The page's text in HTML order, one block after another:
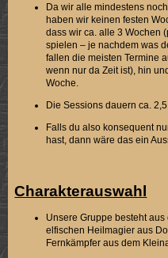
Da wir alle mindestens
haben wir keinen festen
dass wir ca. alle 3 Wochen
spielen – je nachdem was
fallen die meisten Termine
wenn nur da Zeit ist), hin
Woche.
Die Sessions dauern ca.
Falls du also konsequent
hast, dann wäre das ein
Charakterauswahl
Unsere Gruppe besteht
elfischen Heilmagier aus
Fernkämpfer aus dem